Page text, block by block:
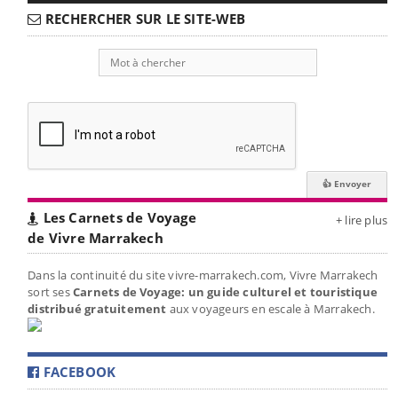
RECHERCHER SUR LE SITE-WEB
Les Carnets de Voyage
de Vivre Marrakech
+ lire plus
Dans la continuité du site vivre-marrakech.com, Vivre Marrakech
sort sesCarnets de Voyage: un guide culturel et touristique
distribué gratuitement aux voyageurs en escale à Marrakech.
FACEBOOK